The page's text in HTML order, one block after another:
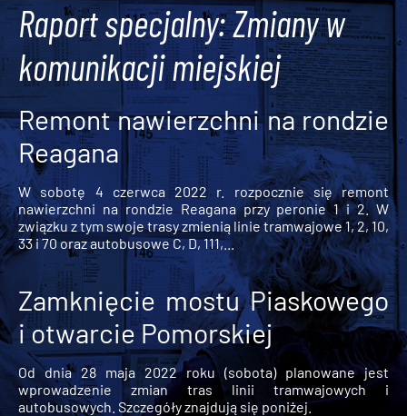
Raport specjalny: Zmiany w
komunikacji miejskiej
Remont nawierzchni na rondzie
Reagana
W sobotę 4 czerwca 2022 r. rozpocznie się remont
nawierzchni na rondzie Reagana przy peronie 1 i 2. W
związku z tym swoje trasy zmienią linie tramwajowe 1, 2, 10,
33 i 70 oraz autobusowe C, D, 111,...
Zamknięcie mostu Piaskowego
i otwarcie Pomorskiej
Od dnia 28 maja 2022 roku (sobota) planowane jest
wprowadzenie zmian tras linii tramwajowych i
autobusowych. Szczegóły znajdują się poniżej.